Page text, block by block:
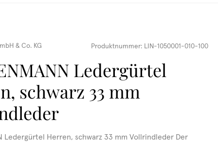
& Co. KG Produktnummer: LIN-1050001-010-100
Ledergürtel
schwarz 33 mm
Ledergürtel Herren, schwarz 33 mm Vollrindleder Der